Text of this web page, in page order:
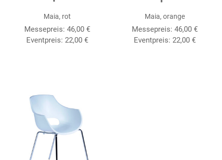
Maia, rot
Messepreis: 46,00 €
Eventpreis: 22,00 €
Maia, orange
Messepreis:46,00€
Eventpreis:22,00€